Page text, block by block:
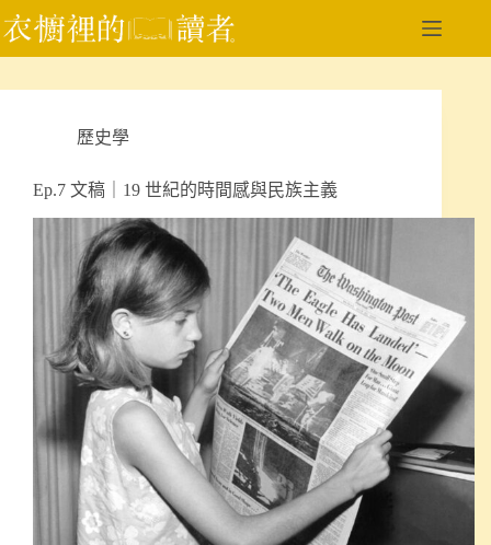
跳
至
要
歷史學
Ep.7 文稿｜19 世紀的時間感與民族主義